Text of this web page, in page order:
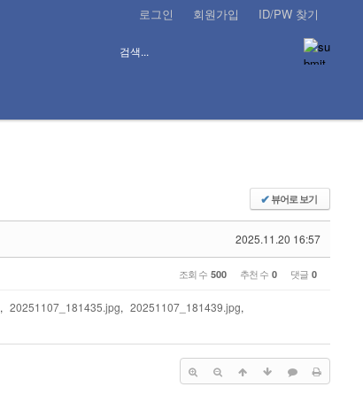
로그인 회원가입 ID/PW 찾기
✔뷰어로 보기
2025.11.20 16:57
조회 수 500 추천 수 0 댓글 0
, 20251107_181435.jpg, 20251107_181439.jpg,